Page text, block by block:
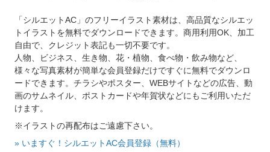
「シルエットAC」のフリーイラスト素材は、高品質なシルエッ
トイラストを無料でダウンロードできます。商用利用OK、加工
自由で、クレジット表記も一切不要です。
人物、ビジネス、生き物、花・植物、食べ物・飲み物など、
様々な写真素材が簡単な会員登録だけですぐに無料でダウンロ
ードできます。チラシやポスター、WEBサイトなどの広告、動
画のサムネイル、ポストカードや年賀状などにもご利用いただ
けます。
※イラストの再配布はご遠慮下さい。
» いますぐ！シルエットAC会員登録（無料）